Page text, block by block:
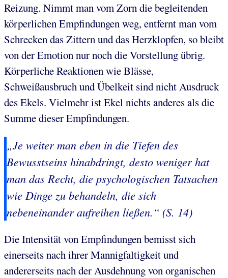
Reizung. Nimmt man vom Zorn die begleitenden
körperlichen Empfindungen weg, entfernt man vom
Schrecken das Zittern und das Herzklopfen, so bleibt
von der Emotion nur noch die Vorstellung übrig.
Körperliche Reaktionen wie Blässe,
Schweißausbruch und Übelkeit sind nicht Ausdruck
des Ekels. Vielmehr ist Ekel nichts anderes als die
Summe dieser Empfindungen.
„Je weiter man eben in die Tiefen des
Bewusstseins hinabdringt, desto weniger hat
man das Recht, die psychologischen Tatsachen
wie Dinge zu behandeln, die sich
nebeneinander aufreihen ließen.“ (S. 14)
Die Intensität von Empfindungen bemisst sich
einerseits nach ihrer Mannigfaltigkeit und
andererseits nach der Ausdehnung von organischen